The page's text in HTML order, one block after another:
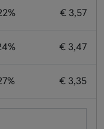
€ 3,57
€ 3,47
€ 3,35